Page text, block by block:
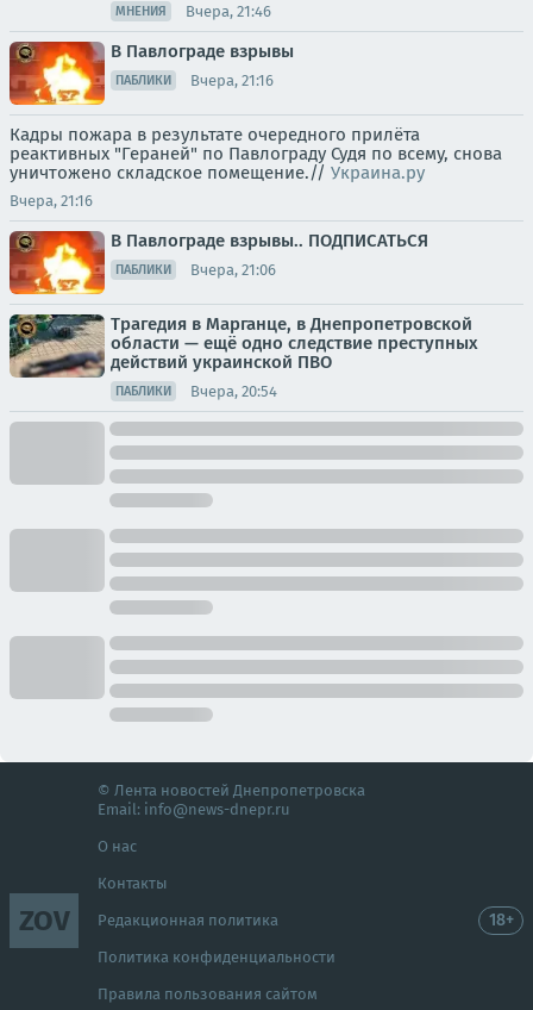
МНЕНИЯ Вчера, 21:46
В Павлограде взрывы
ПАБЛИКИ Вчера, 21:16
Кадры пожара в результате очередного прилёта
реактивных "Гераней" по Павлограду Судя по всему, снова
уничтожено складское помещение.// Украина.ру
Вчера, 21:16
В Павлограде взрывы.. ПОДПИСАТЬСЯ
ПАБЛИКИ Вчера, 21:06
Трагедия в Марганце, в Днепропетровской
области — ещё одно следствие преступных
действий украинской ПВО
ПАБЛИКИ Вчера, 20:54
ZOV
© Лента новостей Днепропетровска
Email: info@news-dnepr.ru
О нас
Контакты
Редакционная политика
Политика конфиденциальности
Правила пользования сайтом
18+